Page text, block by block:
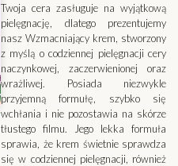
Twoja cera zasługuje na wyjątkową
pielęgnację, dlatego prezentujemy
nasz Wzmacniający krem, stworzony
z myślą o codziennej pielęgnacji cery
naczynkowej, zaczerwienionej oraz
wrażliwej. Posiada niezwykle
przyjemną formułę, szybko się
wchłania i nie pozostawia na skórze
tłustego filmu. Jego lekka formuła
sprawia, że krem świetnie sprawdza
się w codziennej pielęgnacji, również